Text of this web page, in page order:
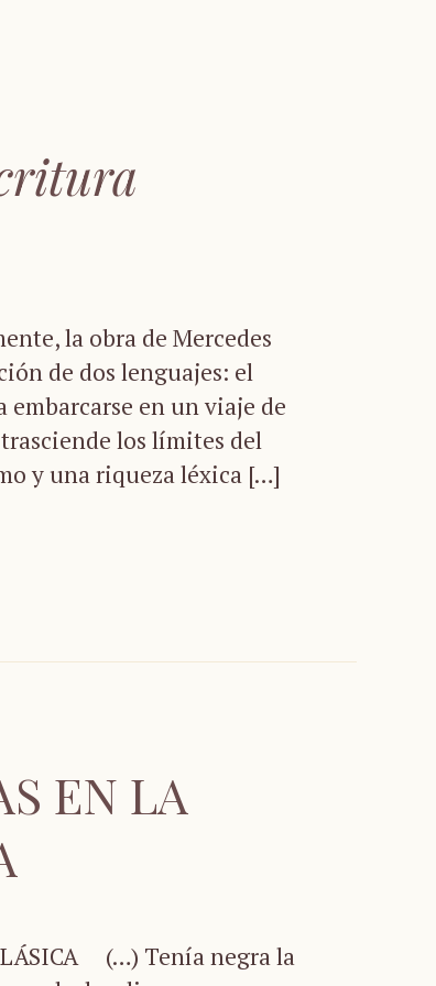
la obra de Mercedes
de dos lenguajes: el
en un viaje de
los límites del
y una riqueza léxica […]
EN LA
(…) Tenía negra la